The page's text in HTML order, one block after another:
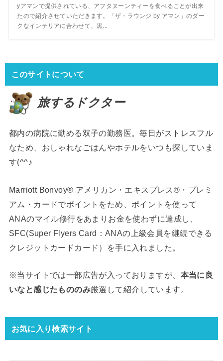
yアマンで提供されている、アフタヌーンティーを食べることが出来
たので紹介させていただきます。「ザ・ラウンジ by アマン」のダー
クなインテリアに合わせて、黒...
このサイトについて
旅するドクター
都内の病院に勤める双子の勤務医。毎日がストレスフル
なため、おしゃれなごはんやホテルをいつも探していま
す(^^♪
Marriott Bonvoy® アメリカン・エキスプレス®・プレミ
アム・カードでポイントをため、ポイントを使って
ANAのマイル修行をあまりお金を使わずに達成し、
SFC(Super Flyers Card：ANAの上級会員を継続できる
クレジットカードカード）を手に入れました。
※当サイトでは一部広告が入っておりますが、 本当に良
いなと感じたもののみ厳選して紹介しています。
お気に入り検索サイト